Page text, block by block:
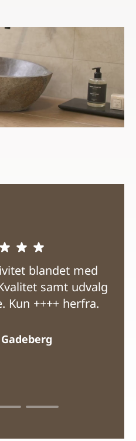
blandet med
samt udvalg
Kun ++++ herfra.